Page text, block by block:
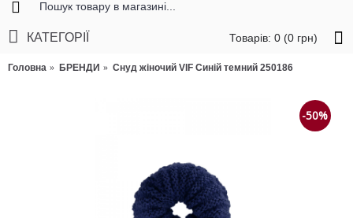
Товарів: 0 (0 грн)
КАТЕГОРІЇ
Головна БРЕНДИ Снуд жіночий VIF Синій темний 250186
-50%